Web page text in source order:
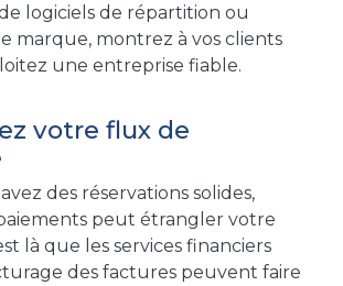
de logiciels de répartition ou
marque, montrez à vos clients
une entreprise fiable.
votre flux de
des réservations solides,
peut étrangler votre
là que les services financiers
des factures peuvent faire